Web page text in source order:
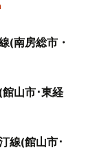
(南房総市・
山市･東経
線(館山市･